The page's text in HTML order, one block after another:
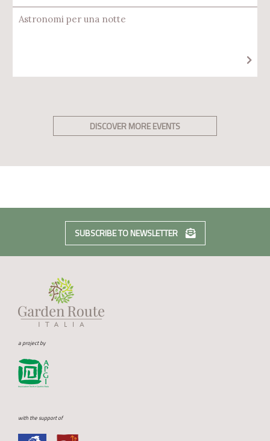
Astronomi per una notte
DISCOVER MORE EVENTS
SUBSCRIBE TO NEWSLETTER
a project by
with the support of